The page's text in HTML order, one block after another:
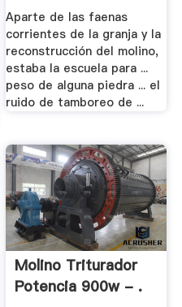
Aparte de las faenas
corrientes de la granja y la
reconstrucción del molino,
estaba la escuela para ...
peso de alguna piedra ... el
ruido de tamboreo de ...
Molino Triturador
Potencia 900w - .